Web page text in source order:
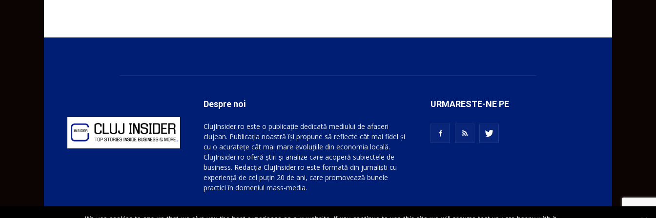
Despre noi
ClujInsider.ro este o publicație dedicată mediului de afaceri
clujean. Publicația noastră își propune să reflecte cât mai fidel și
cu o acuratețe cât mai mare evoluțiile din economia locală.
ClujInsider.ro oferă știri și analize care acoperă subiectele de
business. Redacția ClujInsider.ro este formată din jurnaliști cu
experiență de cel puțin 20 de ani, care promovează bunele
practici în domeniul mass-media.
URMARESTE-NE PE